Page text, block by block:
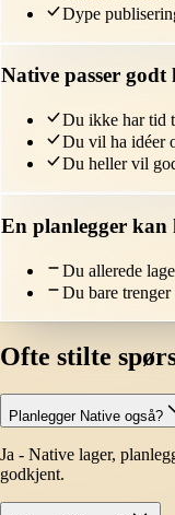
Dype
Native passer godt
Du ikke har tid
Du vil ha idéer
Du heller vil
En planlegger kan
Du allerede
Du bare
Ofte stilte
Planlegger Native også?
Ja - Native lager,
godkjent.